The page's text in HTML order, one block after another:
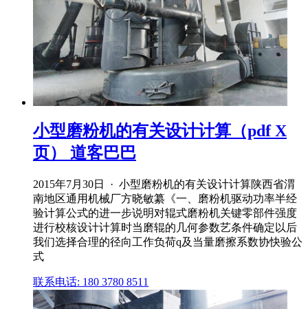
小型磨粉机的有关设计计算（pdf X
页） 道客巴巴
2015年7月30日 · 小型磨粉机的有关设计计算陕西省渭
南地区通用机械厂方晓敏纂《一、磨粉机驱动功率半经
验计算公式的进一步说明对辊式磨粉机关键零部件强度
进行校核设计计算时当磨辊的几何参数艺条件确定以后
我们选择合理的径向工作负荷q及当量磨擦系数协快验公
式
联系电话: 180 3780 8511